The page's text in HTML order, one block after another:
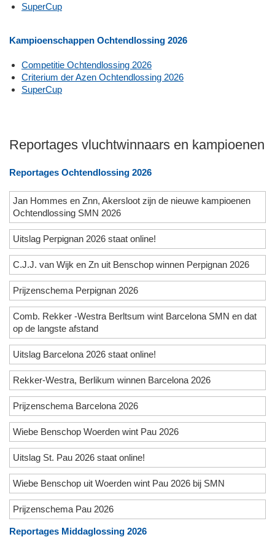
SuperCup
Kampioenschappen Ochtendlossing 2026
Competitie Ochtendlossing 2026
Criterium der Azen Ochtendlossing 2026
SuperCup
Reportages vluchtwinnaars en kampioenen
Reportages Ochtendlossing 2026
Jan Hommes en Znn, Akersloot zijn de nieuwe kampioenen
Ochtendlossing SMN 2026
Uitslag Perpignan 2026 staat online!
C.J.J. van Wijk en Zn uit Benschop winnen Perpignan 2026
Prijzenschema Perpignan 2026
Comb. Rekker -Westra Berltsum wint Barcelona SMN en dat
op de langste afstand
Uitslag Barcelona 2026 staat online!
Rekker-Westra, Berlikum winnen Barcelona 2026
Prijzenschema Barcelona 2026
Wiebe Benschop Woerden wint Pau 2026
Uitslag St. Pau 2026 staat online!
Wiebe Benschop uit Woerden wint Pau 2026 bij SMN
Prijzenschema Pau 2026
Reportages Middaglossing 2026